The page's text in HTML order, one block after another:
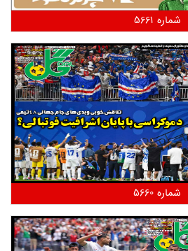
شماره 5661
شماره 5660